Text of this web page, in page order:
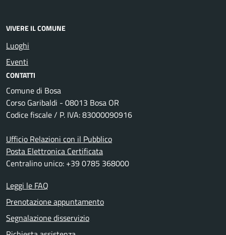
VIVERE IL COMUNE
Luoghi
Eventi
CONTATTI
Comune di Bosa
Corso Garibaldi - 08013 Bosa OR
Codice fiscale / P. IVA: 83000090916
Ufficio Relazioni con il Pubblico
Posta Elettronica Certificata
Centralino unico: +39 0785 368000
Leggi le FAQ
Prenotazione appuntamento
Segnalazione disservizio